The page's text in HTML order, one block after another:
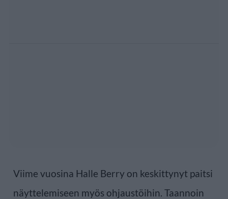
Viime vuosina Halle Berry on keskittynyt paitsi
näyttelemiseen myös ohjaustöihin. Taannoin